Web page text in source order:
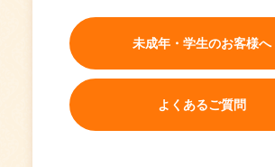
未成年・学生のお客様へ
よくあるご質問